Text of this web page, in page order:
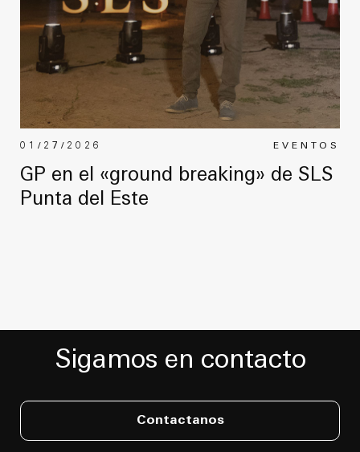
EVENTOS
01/27/2026
GP en el «ground breaking» de SLS
Punta del Este
Sigamos en contacto
Contactanos